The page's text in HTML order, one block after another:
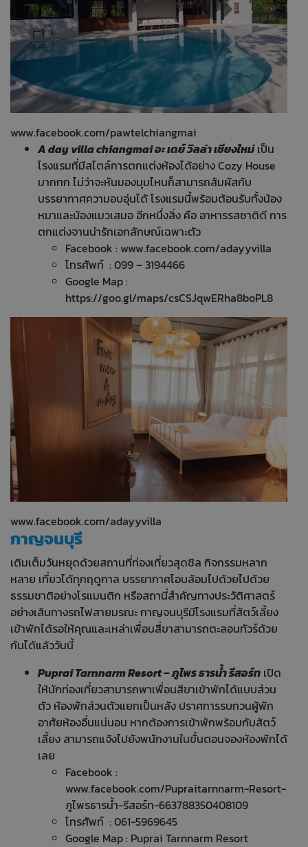
www.facebook.com/pawtelchiangmai
A day villa chiangmai อะ เดย์ วิลล่า เชียงใหม่เป็น
โรงแรมที่มีสไตล์การตกแต่งห้องได้อย่าง Cozy House
มากกก ไม่ว่าจะหันมองมุมไหนก็สามารถสัมผัสกับ
บรรยากาศความอบอุ่นได้ โรงแรมนี้พร้อมต้อนรับทั้งน้อง
หมาและน้องแมวเสมอ อีกหนึ่งสิ่ง คือ อาหารรสชาติดี การ
ตกแต่งจานน่ารักเอกลักษณ์เฉพาะตัว
Facebook : www.facebook.com/adayyvilla
โทรศัพท์ : 099 – 3194466
Google Map :
https://goo.gl/maps/csCSJqwERha8boPL8
www.facebook.com/adayyvilla
กาญจนบุรี
เติมเต็มวันหยุดด้วยสถานที่ท่องเที่ยวสุดชิล กิจกรรมหลาก
หลาย เที่ยวได้ทุกฤดูกาล บรรยากาศโอบล้อมไปด้วยไปด้วย
ธรรมชาติอย่างโรแมนติก หรือสถานี่สำคัญทางประวัติศาสตร์
อย่างเส้นทางรถไฟสายมรณะ กาญจนบุรีมีโรงแรมที่สัตว์เลี้ยง
เข้าพักได้รอให้คุณและเหล่าเพื่อนสี่ขาสามารถตะลอนทัวร์ด้วย
กันได้แล้ววันนี้
Puprai Tarnnarm Resort – ภูไพร ธารน้ำ รีสอร์ท เปิด
ให้นักท่องเที่ยวสามารถพาเพื่อนสีขาเข้าพักได้แบบส่วน
ตัว ห้องพักส่วนตัวแยกเป็นหลัง ปราศการรบกวนผู้พัก
อาศัยห้องอื่นแน่นอน หากต้องการเข้าพักพร้อมกับสัตว์
เลี้ยง สามารถแจ้งไปยังพนักงานในขั้นตอนจองห้องพักได้
เลย
Facebook :
www.facebook.com/Pupraitarnnarm-Resort-
ภูไพรธารน้ำ-รีสอร์ท-663788350408109
โทรศัพท์ : 061-5969645
Google Map : Puprai Tarnnarm Resort